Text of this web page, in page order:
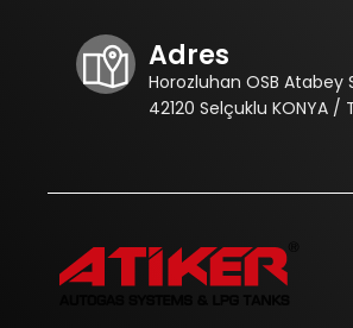
Adres
Horozluhan OSB Atabey
42120 Selçuklu KONYA /